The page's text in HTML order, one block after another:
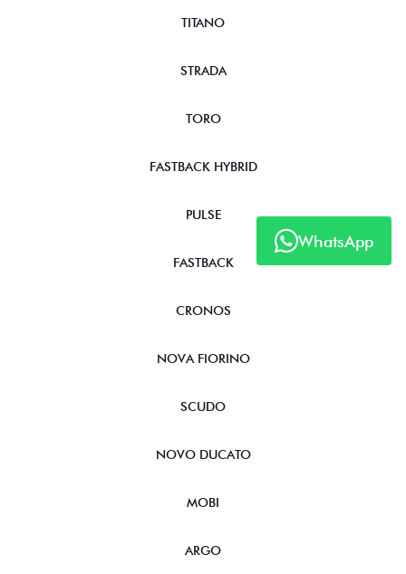
WhatsApp
TITANO
STRADA
TORO
FASTBACK HYBRID
PULSE
FASTBACK
CRONOS
NOVA FIORINO
SCUDO
NOVO DUCATO
MOBI
ARGO